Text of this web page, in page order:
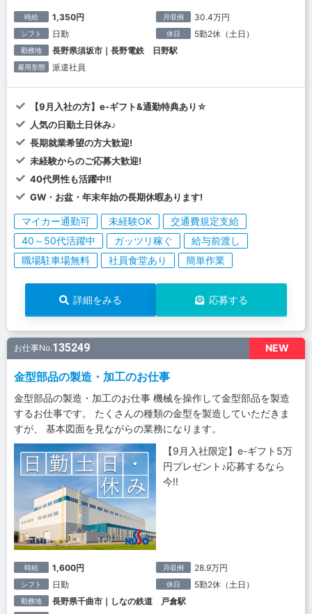
時給 1,350円 月収例 30.4万円
シフト 日勤 休日 5勤2休（土日）
勤務地 長野県須坂市｜長野電鉄 日野駅
雇用形態 派遣社員
【9月入社の方】e-ギフト&通勤特典あり☆
人気の日勤土日休み♪
長期就業希望の方大歓迎!
未経験からのご応募大歓迎!
40代男性も活躍中!!
GW・お盆・年末年始の長期休暇あります!
マイカー通勤可 未経験OK
交通費規定支給
40～50代活躍中
ガッツリ稼ぐ
給与前渡し
職場駐車場無料
社員食堂あり 簡単作業
詳細をみる 応募する
NEW
お仕事No.135249
金型部品の製造・加工のお仕事
金型部品の製造・加工のお仕事 機械を操作して金型部品を製造
するお仕事です。 たくさんの種類の金型を製造していただきま
すが、 基本図面を見ながらの業務になります。
【9月入社限定】e-ギフト5万
円プレゼント♪応募するなら
今!!
時給 1,600円 月収例 28.9万円
シフト 日勤 休日 5勤2休（土日）
勤務地 長野県千曲市｜しなの鉄道 戸倉駅